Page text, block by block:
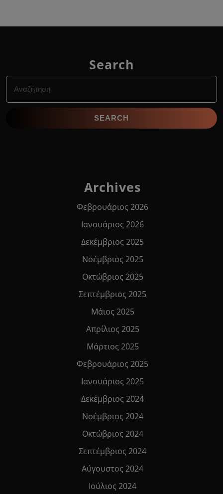
Search
for:
Archives
Φεβρουάριος 2026
Ιανουάριος 2026
Δεκέμβριος 2025
Νοέμβριος 2025
Οκτώβριος 2025
Σεπτέμβριος 2025
Μάιος 2025
Απρίλιος 2025
Μάρτιος 2025
Φεβρουάριος 2025
Ιανουάριος 2025
Δεκέμβριος 2024
Νοέμβριος 2024
Οκτώβριος 2024
Σεπτέμβριος 2024
Αύγουστος 2024
Ιούλιος 2024